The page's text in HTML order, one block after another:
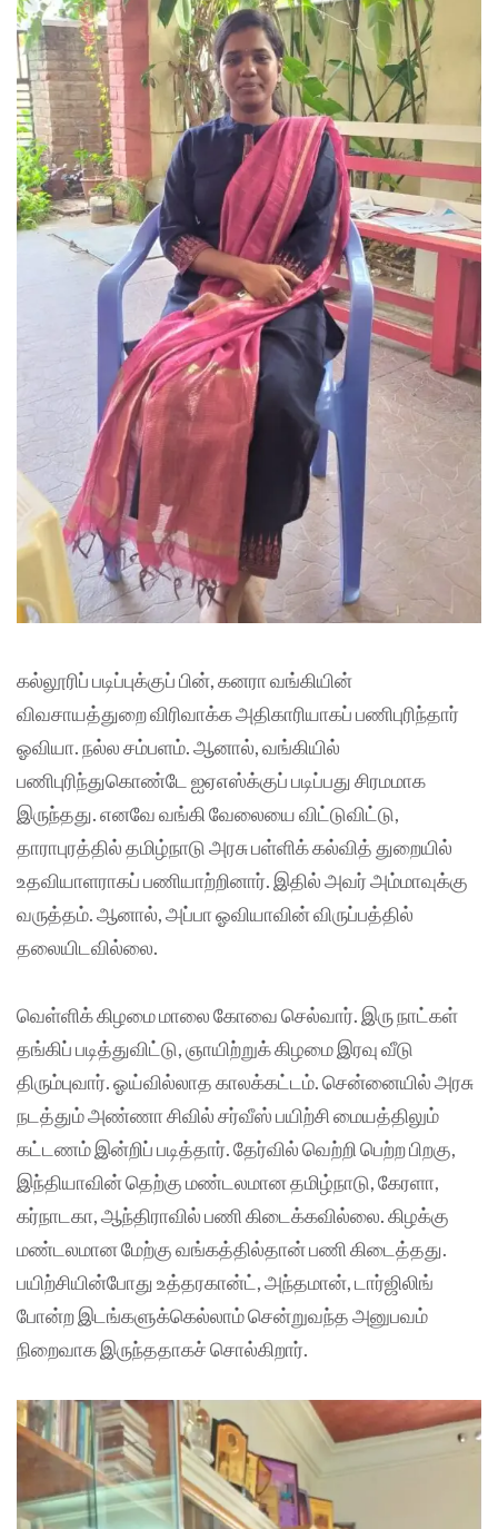
கல்லூரிப் படிப்புக்குப் பின், கனரா வங்கியின்
விவசாயத்துறை விரிவாக்க அதிகாரியாகப் பணிபுரிந்தார்
ஓவியா. நல்ல சம்பளம். ஆனால், வங்கியில்
பணிபுரிந்துகொண்டே ஐஏஎஸ்க்குப் படிப்பது சிரமமாக
இருந்தது. எனவே வங்கி வேலையை விட்டுவிட்டு,
தாராபுரத்தில் தமிழ்நாடு அரசு பள்ளிக் கல்வித் துறையில்
உதவியாளராகப் பணியாற்றினார். இதில் அவர் அம்மாவுக்கு
வருத்தம். ஆனால், அப்பா ஓவியாவின் விருப்பத்தில்
தலையிடவில்லை.
வெள்ளிக் கிழமை மாலை கோவை செல்வார். இரு நாட்கள்
தங்கிப் படித்துவிட்டு, ஞாயிற்றுக் கிழமை இரவு வீடு
திரும்புவார். ஓய்வில்லாத காலக்கட்டம். சென்னையில் அரசு
நடத்தும் அண்ணா சிவில் சர்வீஸ் பயிற்சி மையத்திலும்
கட்டணம் இன்றிப் படித்தார். தேர்வில் வெற்றி பெற்ற பிறகு,
இந்தியாவின் தெற்கு மண்டலமான தமிழ்நாடு, கேரளா,
கர்நாடகா, ஆந்திராவில் பணி கிடைக்கவில்லை. கிழக்கு
மண்டலமான மேற்கு வங்கத்தில்தான் பணி கிடைத்தது.
பயிற்சியின்போது உத்தரகான்ட், அந்தமான், டார்ஜிலிங்
போன்ற இடங்களுக்கெல்லாம் சென்றுவந்த அனுபவம்
நிறைவாக இருந்ததாகச் சொல்கிறார்.